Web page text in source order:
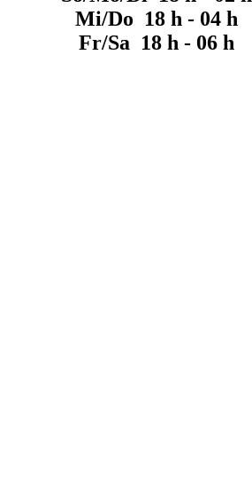
Mi/Do 18 h - 04 h
Fr/Sa 18 h - 06 h